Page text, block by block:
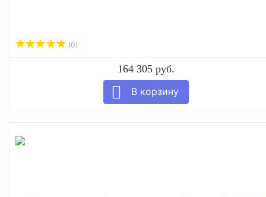
(0)
164 305 руб.